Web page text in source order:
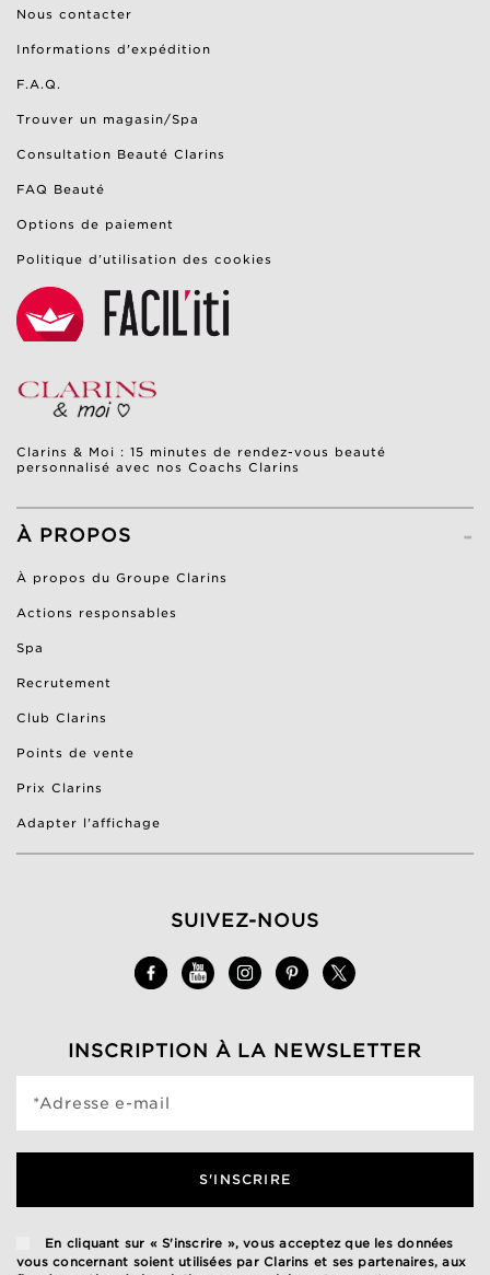
Nous contacter
Informations d'expédition
F.A.Q.
Trouver un magasin/Spa
Consultation Beauté Clarins
FAQ Beauté
Options de paiement
Politique d’utilisation des cookies
Clarins & Moi : 15 minutes de rendez-vous beauté
personnalisé avec nos Coachs Clarins
-
À PROPOS
À propos du Groupe Clarins
Actions responsables
Spa
Recrutement
Club Clarins
Points de vente
Prix Clarins
Adapter l'affichage
SUIVEZ-NOUS
INSCRIPTION À LA NEWSLETTER
*Adresse e-mail
S'INSCRIRE
En cliquant sur « S'inscrire », vous acceptez que les données
vous concernant soient utilisées par Clarins et ses partenaires, aux